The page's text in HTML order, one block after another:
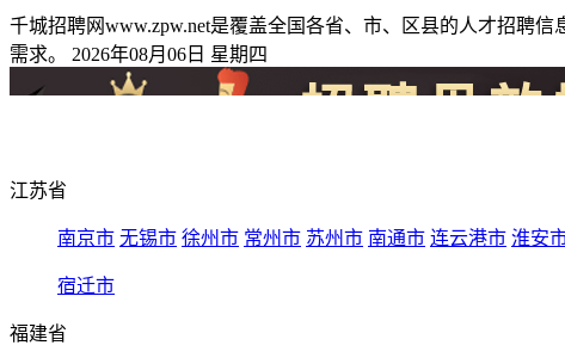
千城招聘网www.zpw.net是覆盖全国各省、市、区县的人才招聘
需求。 2026年08月06日 星期四
江苏省
南京市 无锡市 徐州市 常州市 苏州市 南通市 连云港市 淮安
宿迁市
福建省